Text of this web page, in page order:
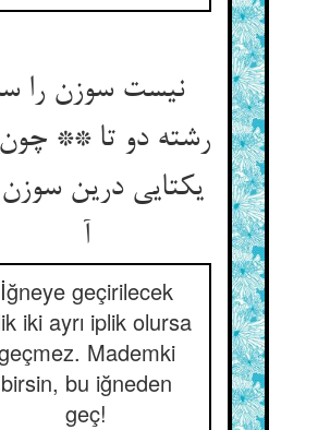
نیست سوزن را
رشته دو تا **
یکتایی درین سوزن
آ
İğneye geçirilecek
iki ayrı iplik olursa
Mademki
birsin, bu iğneden
geç!